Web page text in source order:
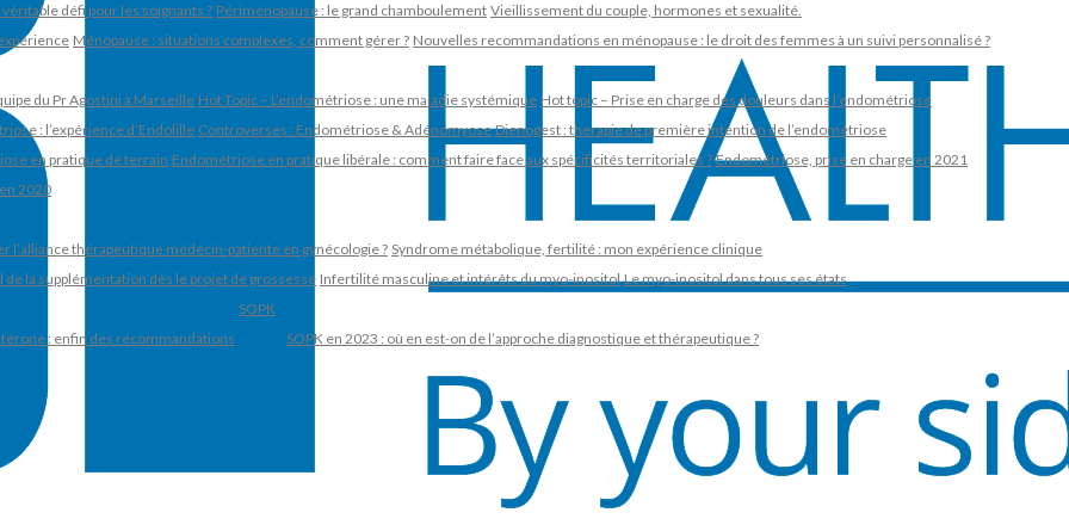
défi pour les soignants ? Périménopause : le grand chamboulement Vieillissement du couple, hormones et sexualité.
Ménopause : situations complexes, comment gérer ? Nouvelles recommandations en ménopause : le droit des femmes à un suivi personnalisé ?
du Pr Agostini à Marseille Hot Topic – L’endométriose : une maladie systémique Hot topic – Prise en charge des douleurs dans l’endométriose
: l’expérience d’Endolille Controverses : Endométriose & Adénomyose Dienogest : therapie de première intention de l’endométriose
en pratique de terrain Endométriose en pratique libérale : comment faire face aux spécificités territoriales ? Endométriose, prise en charge en 2021
2020
l’alliance thérapeutique médecin-patiente en gynécologie ? Syndrome métabolique, fertilité : mon expérience clinique
de la supplémentation dès le projet de grossesse Infertilité masculine et intérêts du myo-inositol Le myo-inositol dans tous ses états
: enfin des recommandations
SOPK
SOPK en 2023 : où en est-on de l’approche diagnostique et thérapeutique ?